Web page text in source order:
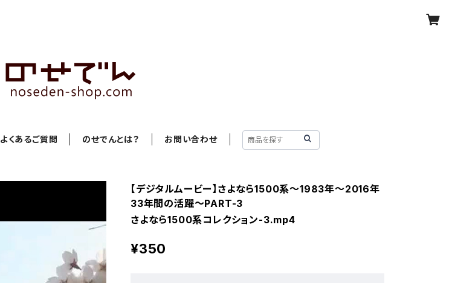
よくあるご質問 のせでんとは？ お問い合わせ
【デジタルムービー】さよなら1500系～1983年～2016年
33年間の活躍～PART-3
さよなら1500系コレクション-3.mp4
¥350